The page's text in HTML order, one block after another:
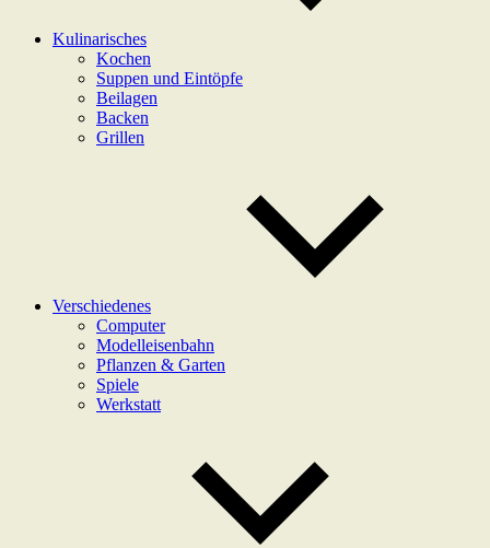
Kulinarisches
Kochen
Suppen und Eintöpfe
Beilagen
Backen
Grillen
Verschiedenes
Computer
Modelleisenbahn
Pflanzen & Garten
Spiele
Werkstatt